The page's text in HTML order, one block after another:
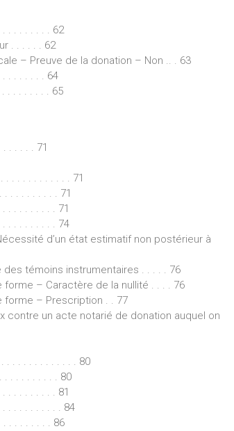
. . . . . . . . 62
. . . . . . 62
– Preuve de la donation – Non .. . 63
. . . . . . . 64
. . . . . . . . 65
. . . . . 71
. . . . . . . . . . . 71
. . . . . . . . . 71
. . . . . . . . . 71
. . . . . . . . . 74
d’un état estimatif non postérieur à
témoins instrumentaires . . . . . 76
– Caractère de la nullité . . . . 76
forme – Prescription . . 77
contre un acte notarié de donation auquel on
. . . . . . . . . . . . . 80
. . . . . . . . . . 80
. . . . . . . . . 81
. . . . . . . . . . 84
. . . . . . . . 86